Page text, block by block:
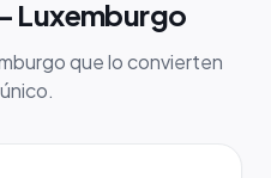
Luxemburgo
que lo convierten